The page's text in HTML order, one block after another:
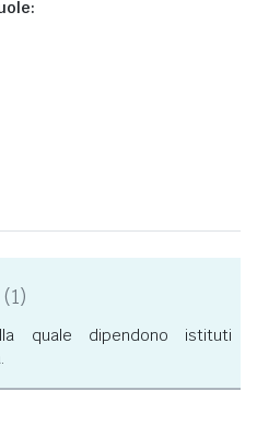
(1)
quale dipendono istituti